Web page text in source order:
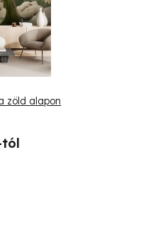
zöld alapon
tól